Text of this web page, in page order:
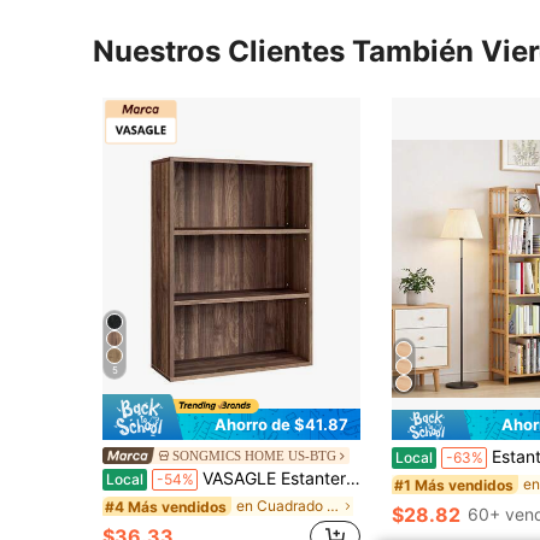
Nuestros Clientes También
5
Ahorro de $41.87
SONGMICS HOME US-BTG
Local -54% VASAGLE Estantería de libros, estantería abierta de 3 niveles con estantes de almacenamiento ajustables, unidad de piso, 9,4" de profundidad x 23,6" de ancho x 31,8" de alto, marrón rústico, marrón rústico
#4 Más vendidos en Cuadrado Muebles de oficina para el hogar
Local -63% Estantería de bambú de 3/4/5 niveles, pequeña librería,
#1 Más vendidos
$28.82 60+